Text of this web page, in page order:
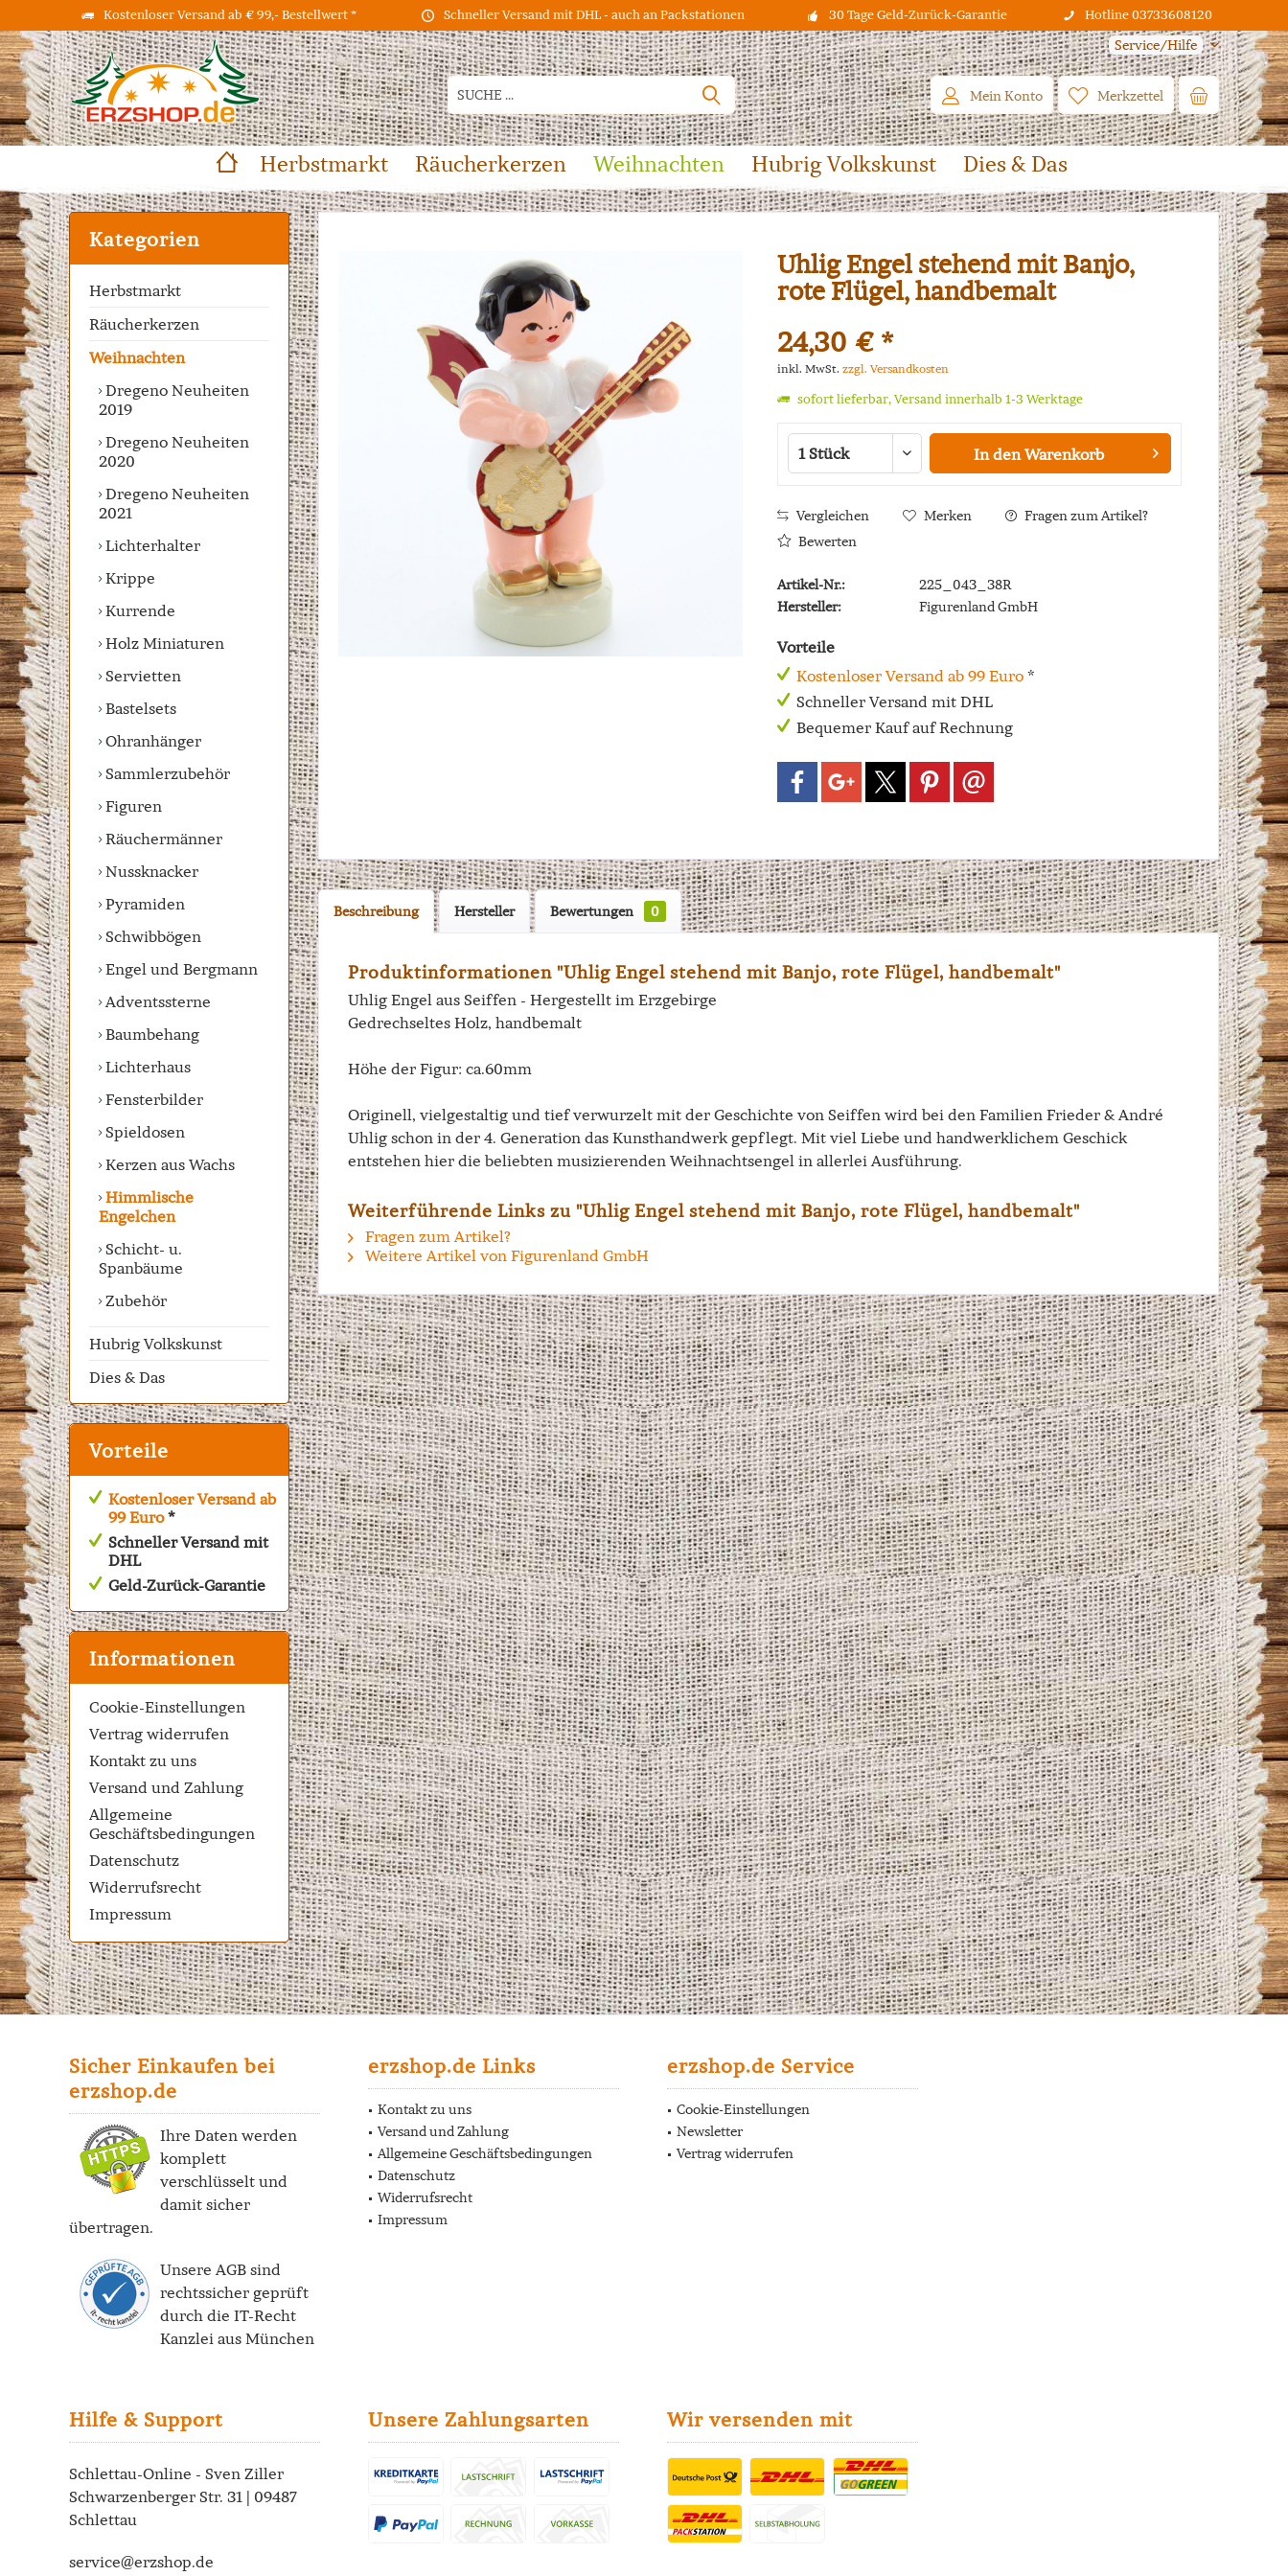
Kostenloser Versand ab € 99,- Bestellwert * Schneller Versand mit DHL - auch an Packstationen 30 Tage Geld-Zurück-Garantie Hotline 03733608120
Service/Hilfe
Merkzettel
Mein Konto
Herbstmarkt Räucherkerzen Weihnachten Hubrig Volkskunst Dies & Das
Kategorien
Herbstmarkt
Räucherkerzen
Weihnachten
Dregeno Neuheiten
2019
Dregeno Neuheiten
2020
Dregeno Neuheiten
2021
Lichterhalter
Krippe
Kurrende
Holz Miniaturen
Servietten
Bastelsets
Ohranhänger
Sammlerzubehör
Figuren
Räuchermänner
Nussknacker
Pyramiden
Schwibbögen
Engel und Bergmann
Adventssterne
Baumbehang
Lichterhaus
Fensterbilder
Spieldosen
Kerzen aus Wachs
Himmlische
Engelchen
Schicht- u.
Spanbäume
Zubehör
Hubrig Volkskunst
Dies & Das
Vorteile
Kostenloser Versand ab
99 Euro*
Schneller Versand mit
DHL
Geld-Zurück-Garantie
Informationen
Cookie-Einstellungen
Vertrag widerrufen
Kontakt zu uns
Versand und Zahlung
Allgemeine
Geschäftsbedingungen
Datenschutz
Widerrufsrecht
Impressum
Uhlig Engel stehend mit Banjo,
rote Flügel, handbemalt
24,30 € *
inkl. MwSt. zzgl. Versandkosten
sofort lieferbar, Versand innerhalb 1-3 Werktage
In den Warenkorb
Vergleichen Merken
Fragen zum Artikel?
Bewerten
Artikel-Nr.:
225_043_38R
Hersteller:
Figurenland GmbH
Vorteile
Kostenloser Versand ab 99 Euro*
Schneller Versand mit DHL
Bequemer Kauf auf Rechnung
Beschreibung Hersteller Bewertungen 0
Produktinformationen "Uhlig Engel stehend mit Banjo, rote Flügel, handbemalt"
Uhlig Engel aus Seiffen - Hergestellt im Erzgebirge
Gedrechseltes Holz, handbemalt
Höhe der Figur: ca.60mm
Originell, vielgestaltig und tief verwurzelt mit der Geschichte von Seiffen wird bei den Familien Frieder & André
Uhlig schon in der 4. Generation das Kunsthandwerk gepflegt. Mit viel Liebe und handwerklichem Geschick
entstehen hier die beliebten musizierenden Weihnachtsengel in allerlei Ausführung.
Weiterführende Links zu "Uhlig Engel stehend mit Banjo, rote Flügel, handbemalt"
Fragen zum Artikel?
Weitere Artikel von Figurenland GmbH
Sicher Einkaufen bei
erzshop.de
Ihre Daten werden
komplett
verschlüsselt und
damit sicher
übertragen.
Unsere AGB sind
rechtssicher geprüft
durch die IT-Recht
Kanzlei aus München
erzshop.de Links
Kontakt zu uns
Versand und Zahlung
Allgemeine Geschäftsbedingungen
Datenschutz
Widerrufsrecht
Impressum
erzshop.de Service
Cookie-Einstellungen
Newsletter
Vertrag widerrufen
Hilfe & Support
Schlettau-Online - Sven Ziller
Schwarzenberger Str. 31 | 09487
Schlettau
service@erzshop.de
Unsere Zahlungsarten Wir versenden mit